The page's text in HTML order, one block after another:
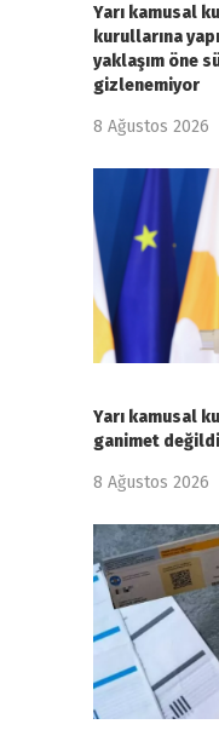
Yarı kamusal
kurullarına
yaklaşım öne
gizlenemiyor
8 Ağustos 2026
Yarı kamusal
ganimet
8 Ağustos 2026